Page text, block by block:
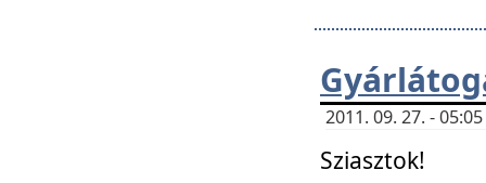
2011. 09. 27. -
Sziasztok!